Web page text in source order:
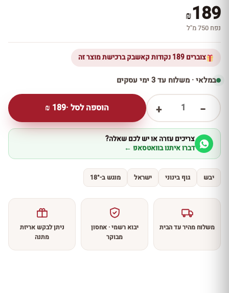
₪189
נפח 750 מ''ל
צוברים 189 נקודות קאשבק ברכישת מוצר זה
במלאי · משלוח עד 3 ימי עסקים
−
1
+ הוספה לסל ·189
₪
צריכים עזרה או יש לכם שאלה?
דברו איתנו בוואטסאפ ←
יבש גוף בינוני ישראל מוגש ב-18°
משלוח מהיר עד הבית
יבוא רשמי · אחסון
מבוקר
ניתן לבקש אריזת
מתנה